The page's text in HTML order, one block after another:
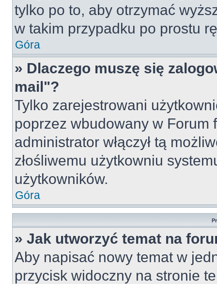
tylko po to, aby otrzymać
w takim przypadku po prostu
Góra
» Dlaczego muszę się
mail"?
Tylko zarejestrowani
poprzez wbudowany w Forum
administrator włączył tą
złośliwemu użytkowniu
użytkowników.
Góra
» Jak utworzyć temat na
Aby napisać nowy temat w
przycisk widoczny na stronie